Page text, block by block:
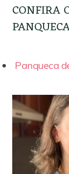
CONFIRA
Panqueca